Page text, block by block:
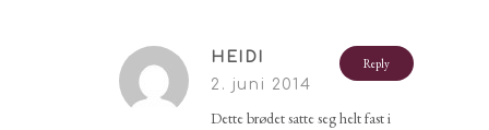
Reply
HEIDI
2. juni 2014
Dette brødet satte seg helt fast i